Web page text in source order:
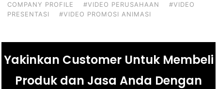
COMPANY PROFILE
#VIDEO PERUSAHAAN
#VIDEO
PRESENTASI
#VIDEO PROMOSI ANIMASI
Yakinkan Customer Untuk Membeli
Produk dan Jasa Anda Dengan